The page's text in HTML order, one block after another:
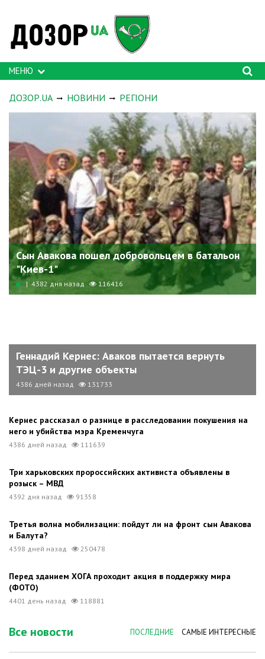
МЕНЮ
ДОЗОР.UA НОВИНИ РЕГІОНИ
Сын Авакова пошел добровольцем в батальон
"Киев-1"
| 4382 дня назад 116416
Геннадий Кернес: Аваков пытается вернуть
ТЭЦ-3 и другие объекты
4386 дней назад 131733
Кернес рассказал о разнице в расследовании покушения на
него и убийства мэра Кременчуга
4386 дней назад 111639
Три харьковских пророссийских активиста объявлены в
розыск – МВД
4392 дня назад 91358
Третья волна мобилизации: пойдут ли на фронт сын Авакова
и Балута?
4398 дней назад 250478
Перед зданием ХОГА проходит акция в поддержку мира
(ФОТО)
4401 день назад 118881
Все новости ПОСЛЕДНИЕ САМЫЕ ИНТЕРЕСНЫЕ